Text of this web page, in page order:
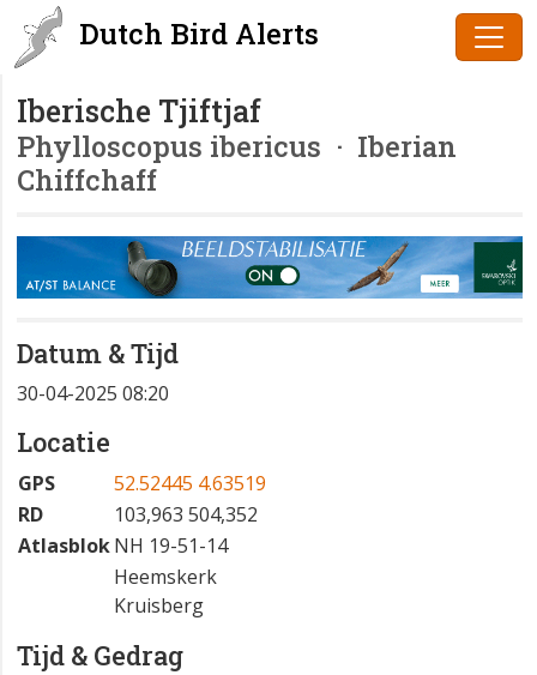
Dutch Bird Alerts
Iberische Tjiftjaf
Phylloscopus ibericus · Iberian
Chiffchaff
Datum & Tijd
30-04-2025 08:20
Locatie
GPS
52.52445 4.63519
RD
103,963 504,352
AtlasblokNH 19-51-14
Heemskerk
Kruisberg
Tijd & Gedrag